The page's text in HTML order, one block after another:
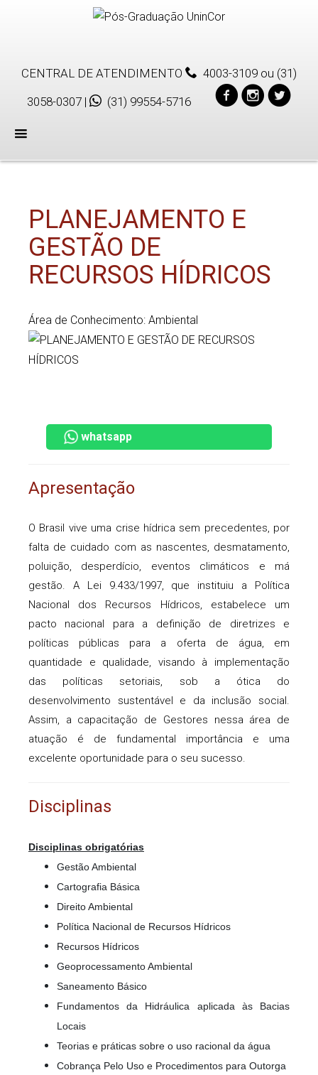
CENTRAL DE ATENDIMENTO 4003-3109 ou (31)
3058-0307 | (31) 99554-5716
Menu
PLANEJAMENTO E
GESTÃO DE
RECURSOS HÍDRICOS
Área de Conhecimento: Ambiental
whatsapp
Apresentação
O Brasil vive uma crise hídrica sem precedentes, por
falta de cuidado com as nascentes, desmatamento,
poluição, desperdício, eventos climáticos e má
gestão. A Lei9.433/1997, que instituiu a Política
Nacional dos Recursos Hídricos, estabelece um
pacto nacional para a definição de diretrizes e
políticas públicas para a oferta de água, em
quantidade e qualidade, visando à implementação
das políticas setoriais, sob a ótica do
desenvolvimento sustentável e da inclusão social.
Assim, a capacitação de Gestores nessa área de
atuação é de fundamental importância e uma
excelente oportunidade para o seu sucesso.
Disciplinas
Disciplinas obrigatórias
Gestão Ambiental
Cartografia Básica
Direito Ambiental
Política Nacional de Recursos Hídricos
Recursos Hídricos
Geoprocessamento Ambiental
Saneamento Básico
Fundamentos da Hidráulica aplicada às Bacias
Locais
Teorias e práticas sobre o uso racional da água
Cobrança Pelo Uso e Procedimentos para Outorga